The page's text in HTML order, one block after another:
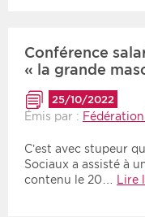
Conférence
« la grande
25/10/2022
Émis par :
C’est avec stupeur
Sociaux a assisté à
contenu le 20… Lire